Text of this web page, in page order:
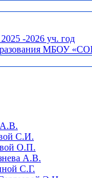
-2026 уч. год
МБОУ
А.В.
С.И.
О.П.
А.В.
С.Г.